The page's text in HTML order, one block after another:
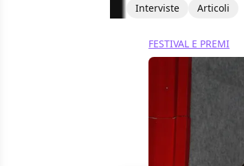
Interviste Articoli
FESTIVAL E PREMI